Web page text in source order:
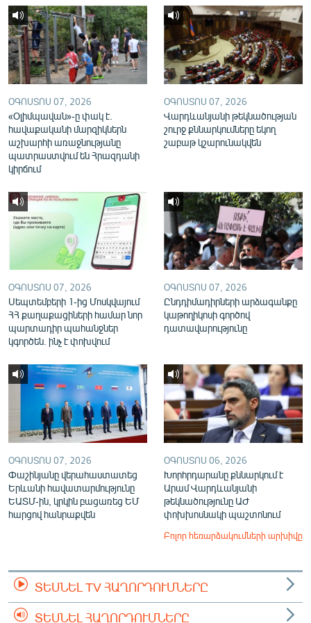
English
Русский
ՀԵՏԵՎԵՔ ՄԵԶ
«Ազատության» բոլոր կայքերը
ՕԳՈՍՏՈՍ 07, 2026
«Օլիմպավան»-ը փակ է.
հավաքականի մարզիկներն
աշխարհի առաջնությանը
պատրաստվում են Հրազդանի
կիրճում
ՕԳՈՍՏՈՍ 07, 2026
Վարդևանյանի թեկնածության
շուրջ քննարկումները եկող
շաբաթ կշարունակվեն
ՕԳՈՍՏՈՍ 07, 2026
Սեպտեմբերի 1-ից Մոսկվայում
ՀՀ քաղաքացիների համար նոր
պարտադիր պահանջներ
կգործեն. ինչ է փոխվում
ՕԳՈՍՏՈՍ 07, 2026
Ընդդիմադիրների արձագանքը
կաթողիկոսի գործով
դատավարությունը
ՕԳՈՍՏՈՍ 07, 2026
Փաշինյանը վերահաստատեց
Երևանի հավատարմությունը
ԵԱՏՄ-ին, կրկին բացառեց ԵՄ
հարցով հանրաքվեն
ՕԳՈՍՏՈՍ 06, 2026
Խորհրդարանը քննարկում է
Արամ Վարդևանյանի
թեկնածությունը ԱԺ
փոխխոսնակի պաշտոնում
Բոլոր հեռարձակումների արխիվը
ՏԵՍՆԵԼ TV ՀԱՂՈՐԴՈՒՄՆԵՐԸ
ՏԵՍՆԵԼ ՀԱՂՈՐԴՈՒՄՆԵՐԸ